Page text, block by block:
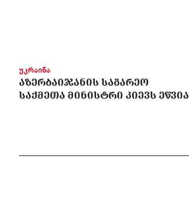
უკრაინა
ᲐᲖᲔᲠᲑᲐᲘᲯᲐᲜᲘᲡ ᲡᲐᲒᲐᲠᲔᲝ
ᲡᲐᲥᲛᲔᲗᲐ ᲛᲘᲜᲘᲡᲢᲠᲘ ᲙᲘᲔᲕᲡ ᲔᲬᲕᲘᲐ